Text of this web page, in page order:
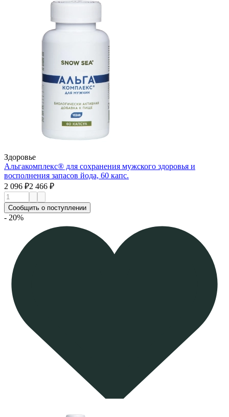
Здоровье
Альгакомплекс® для сохранения мужского здоровья и
восполнения запасов йода, 60 капс.
2 096 ₽2 466 ₽
Сообщить о поступлении
- 20%